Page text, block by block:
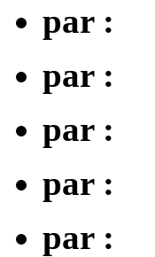
par :
par :
par :
par :
par :